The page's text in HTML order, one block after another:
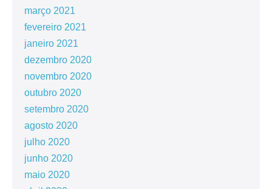
março 2021
fevereiro 2021
janeiro 2021
dezembro 2020
novembro 2020
outubro 2020
setembro 2020
agosto 2020
julho 2020
junho 2020
maio 2020